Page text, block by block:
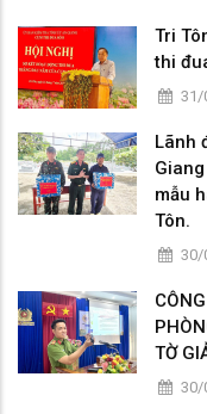
Tri
thi
31/
Lãnh
mẫu
Tôn.
30/
TỜ
30/